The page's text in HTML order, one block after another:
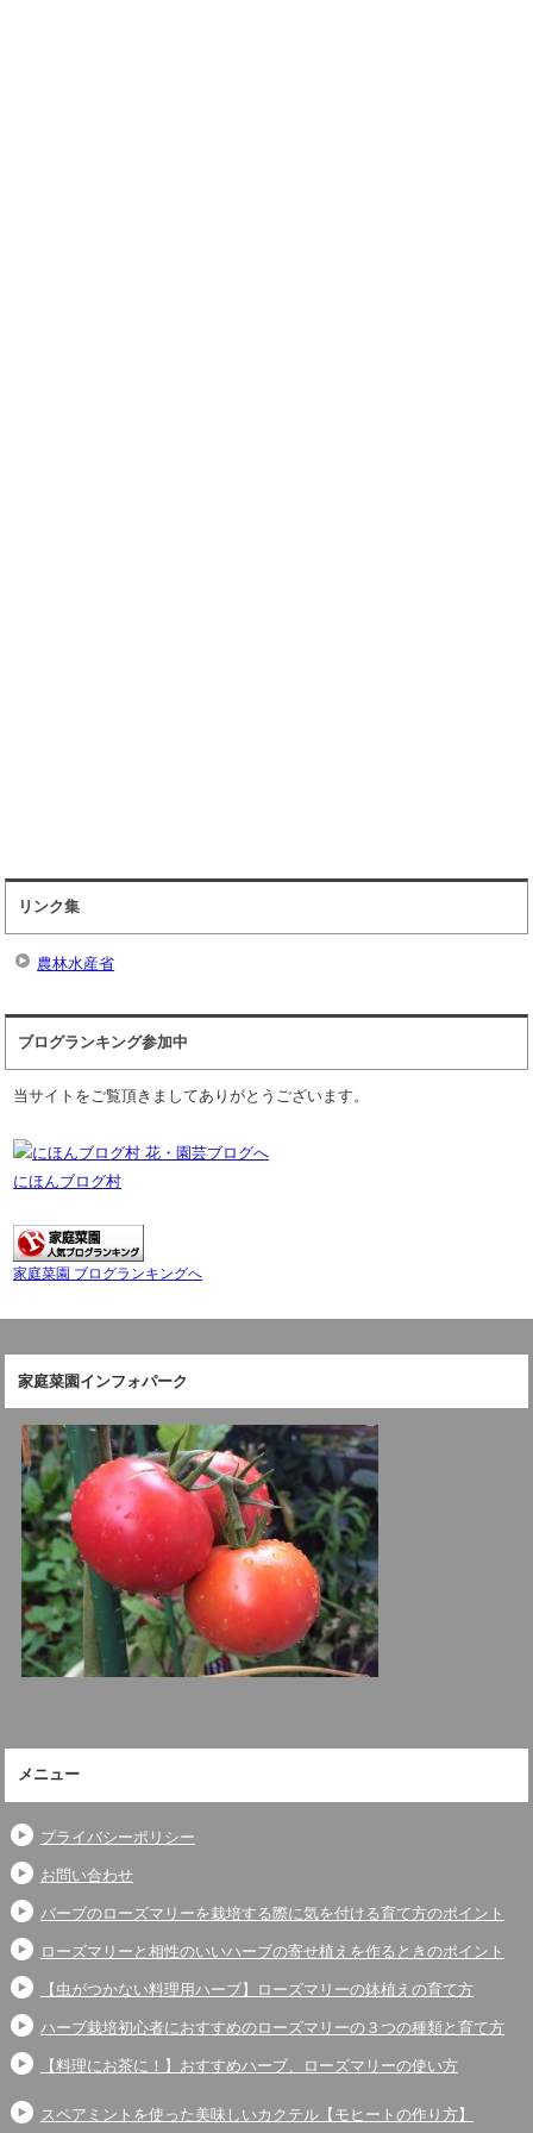
リンク集
農林水産省
ブログランキング参加中
当サイトをご覧頂きましてありがとうございます。
にほんブログ村
家庭菜園 ブログランキングへ
家庭菜園インフォパーク
メニュー
プライバシーポリシー
お問い合わせ
バーブのローズマリーを栽培する際に気を付ける育て方のポイント
ローズマリーと相性のいいハーブの寄せ植えを作るときのポイント
【虫がつかない料理用ハーブ】ローズマリーの鉢植えの育て方
ハーブ栽培初心者におすすめのローズマリーの３つの種類と育て方
【料理にお茶に！】おすすめハーブ、ローズマリーの使い方
スペアミントを使った美味しいカクテル【モヒートの作り方】